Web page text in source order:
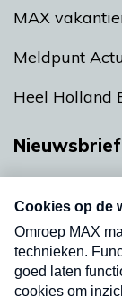
MAX
Meldpunt
Heel Holland
Nieuwsbrief
nieuwsbrief.
uw mailbox.